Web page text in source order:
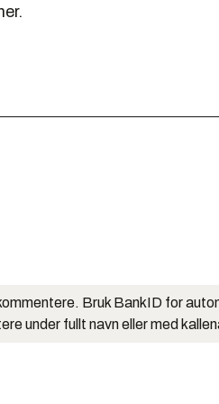
Bruk BankID for
under fullt navn eller med